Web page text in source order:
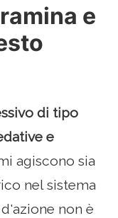
e
di tipo
e
agiscono sia
nel sistema
non è